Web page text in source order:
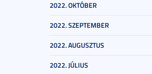
2022. OKTÓBER
2022. SZEPTEMBER
2022. AUGUSZTUS
2022. JÚLIUS